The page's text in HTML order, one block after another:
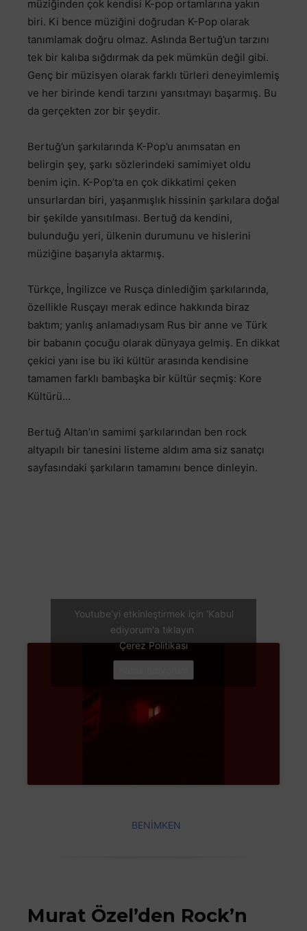
müziğinden çok kendisi K-pop ortamlarına yakın
biri. Ki bence müziğini doğrudan K-Pop olarak
tanımlamak doğru olmaz. Aslında Bertuğ’un tarzını
tek bir kalıba sığdırmak da pek mümkün değil gibi.
Genç bir müzisyen olarak farklı türleri deneyimlemiş
ve her birinde kendi tarzını yansıtmayı başarmış. Bu
da gerçekten zor bir şeydir.
Bertuğ’un şarkılarında K-Pop’u anımsatan en
belirgin şey, şarkı sözlerindeki samimiyet oldu
benim için. K-Pop’ta en çok dikkatimi çeken
unsurlardan biri, yaşanmışlık hissinin şarkılara doğal
bir şekilde yansıtılması. Bertuğ da kendini,
bulunduğu yeri, ülkenin durumunu ve hislerini
müziğine başarıyla aktarmış.
Türkçe, İngilizce ve Rusça dinlediğim şarkılarında,
özellikle Rusçayı merak edince hakkında biraz
baktım; yanlış anlamadıysam Rus bir anne ve Türk
bir babanın çocuğu olarak dünyaya gelmiş. En dikkat
çekici yanı ise bu iki kültür arasında kendisine
tamamen farklı bambaşka bir kültür seçmiş: Kore
Kültürü…
Bertuğ Altan’ın samimi şarkılarından ben rock
altyapılı bir tanesini listeme aldım ama siz sanatçı
sayfasındaki şarkıların tamamını bence dinleyin.
Youtube'yi etkinleştirmek için 'Kabul
ediyorum'a tıklayın
Çerez Politikası
BENİMKEN
Murat Özel’den Rock’n